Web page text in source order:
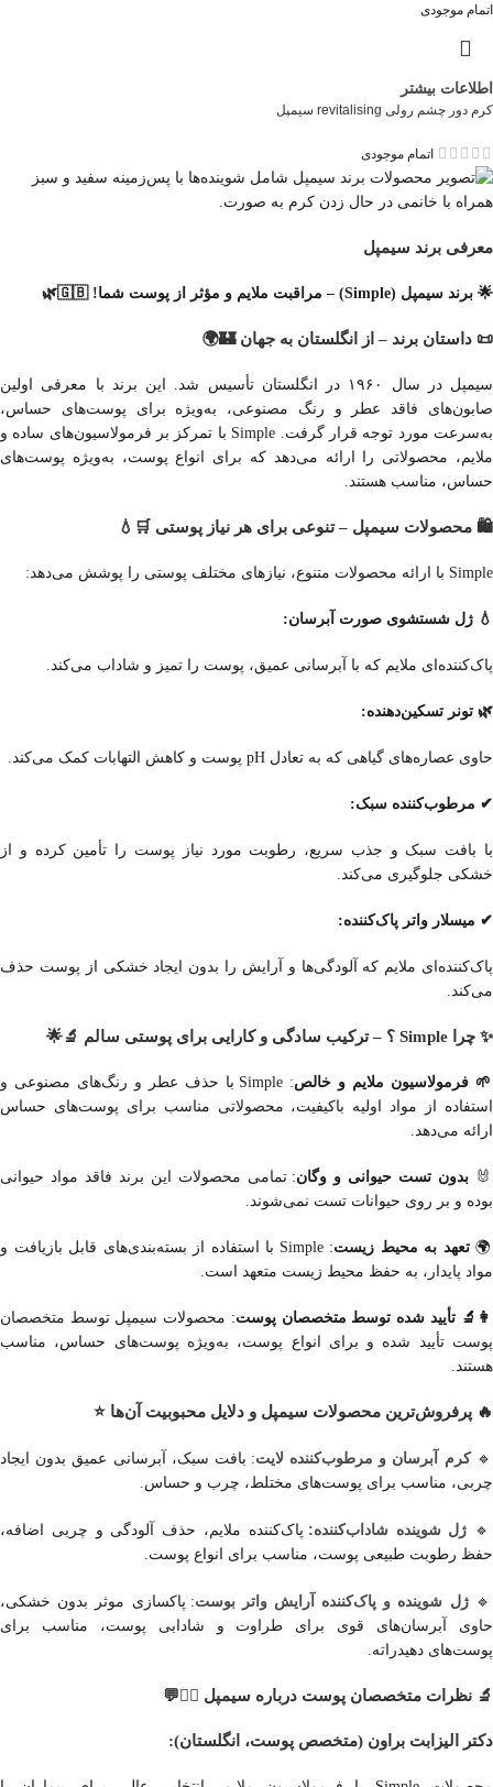
اتمام موجودی
اطلاعات بیشتر
کرم دور چشم رولی revitalising سیمپل
اتمام موجودی
معرفی برند سیمپل
🌟 برند سیمپل (Simple) – مراقبت ملایم و مؤثر از پوست شما! 🇬🇧🌿
📜 داستان برند – از انگلستان به جهان 🏰🌍
سیمپل در سال ۱۹۶۰ در انگلستان تأسیس شد. این برند با معرفی اولین
صابون‌های فاقد عطر و رنگ مصنوعی، به‌ویژه برای پوست‌های حساس،
به‌سرعت مورد توجه قرار گرفت. Simple با تمرکز بر فرمولاسیون‌های ساده و
ملایم، محصولاتی را ارائه می‌دهد که برای انواع پوست، به‌ویژه پوست‌های
حساس، مناسب هستند.
🛍️ محصولات سیمپل – تنوعی برای هر نیاز پوستی 🛒💧
Simple با ارائه محصولات متنوع، نیازهای مختلف پوستی را پوشش می‌دهد:
💧 ژل شستشوی صورت آبرسان:
پاک‌کننده‌ای ملایم که با آبرسانی عمیق، پوست را تمیز و شاداب می‌کند.
🌿 تونر تسکین‌دهنده:
حاوی عصاره‌های گیاهی که به تعادل pH پوست و کاهش التهابات کمک می‌کند.
✔ مرطوب‌کننده سبک:
با بافت سبک و جذب سریع، رطوبت مورد نیاز پوست را تأمین کرده و از
خشکی جلوگیری می‌کند.
✔ میسلار واتر پاک‌کننده:
پاک‌کننده‌ای ملایم که آلودگی‌ها و آرایش را بدون ایجاد خشکی از پوست حذف
می‌کند.
✨ چرا Simple ؟ – ترکیب سادگی و کارایی برای پوستی سالم 🔬🌟
🌱 فرمولاسیون ملایم و خالص
: Simple با حذف عطر و رنگ‌های مصنوعی و
استفاده از مواد اولیه باکیفیت، محصولاتی مناسب برای پوست‌های حساس
ارائه می‌دهد.
🐰 بدون تست حیوانی و وگان: تمامی محصولات این برند فاقد مواد حیوانی
بوده و بر روی حیوانات تست نمی‌شوند.
🌍تعهد به محیط زیست
: Simple با استفاده از بسته‌بندی‌های قابل بازیافت و
مواد پایدار، به حفظ محیط زیست متعهد است.
👩‍🔬 تأیید شده توسط متخصصان پوست: محصولات سیمپل توسط متخصصان
پوست تأیید شده و برای انواع پوست، به‌ویژه پوست‌های حساس، مناسب
هستند.
🔥 پرفروش‌ترین محصولات سیمپل و دلایل محبوبیت آن‌ها ⭐
🔹کرم آبرسان و مرطوب‌کننده لایت: بافت سبک، آبرسانی عمیق بدون ایجاد
چربی، مناسب برای پوست‌های مختلط، چرب و حساس.
🔹 ژل شوینده شاداب‌کننده: پاک‌کننده ملایم، حذف آلودگی و چربی اضافه،
حفظ رطوبت طبیعی پوست، مناسب برای انواع پوست.
🔹 ژل شوینده و پاک‌کننده آرایش واتر بوست: پاکسازی موثر بدون خشکی،
حاوی آبرسان‌های قوی برای طراوت و شادابی پوست، مناسب برای
پوست‌های دهیدراته.
🔬 نظرات متخصصان پوست درباره سیمپل 👩‍⚕️💬
دکتر الیزابت براون (متخصص پوست، انگلستان):